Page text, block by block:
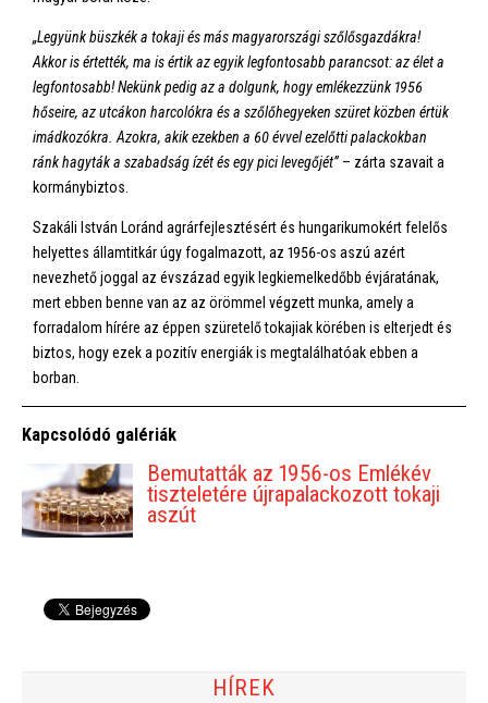
„Legyünk büszkék a tokaji és más magyarországi szőlősgazdákra!
Akkor is értették, ma is értik az egyik legfontosabb parancsot: az élet a
legfontosabb! Nekünk pedig az a dolgunk, hogy emlékezzünk 1956
hőseire, az utcákon harcolókra és a szőlőhegyeken szüret közben értük
imádkozókra. Azokra, akik ezekben a 60 évvel ezelőtti palackokban
ránk hagyták a szabadság ízét és egy pici levegőjét” – zárta szavait a
kormánybiztos.
Szakáli István Loránd agrárfejlesztésért és hungarikumokért felelős
helyettes államtitkár úgy fogalmazott, az 1956-os aszú azért
nevezhető joggal az évszázad egyik legkiemelkedőbb évjáratának,
mert ebben benne van az az örömmel végzett munka, amely a
forradalom hírére az éppen szüretelő tokajiak körében is elterjedt és
biztos, hogy ezek a pozitív energiák is megtalálhatóak ebben a
borban.
Kapcsolódó galériák
Bemutatták az 1956-os Emlékév
tiszteletére újrapalackozott tokaji
aszút
HÍREK